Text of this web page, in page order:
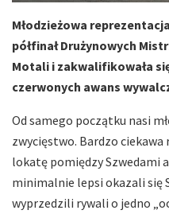
Młodzieżowa
półfinał Drużynowych
Motali i zakwalifikowała
czerwonych awans
Od samego początku nasi
zwycięstwo. Bardzo ciekawa
lokatę pomiędzy Szwedami
minimalnie lepsi okazali się
wyprzedzili rywali o jedno